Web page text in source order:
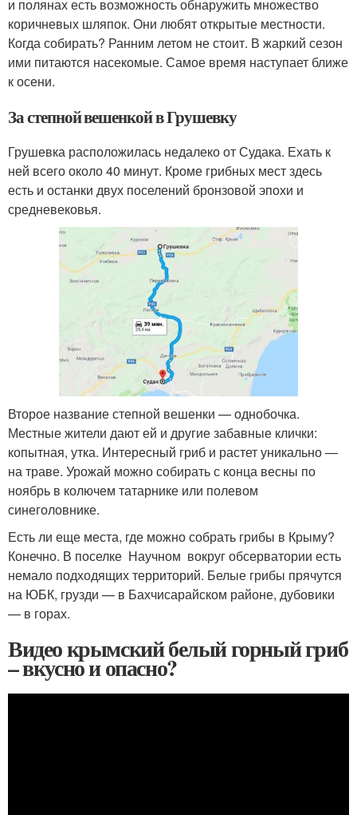
и полянах есть возможность обнаружить множество
коричневых шляпок. Они любят открытые местности.
Когда собирать? Ранним летом не стоит. В жаркий сезон
ими питаются насекомые. Самое время наступает ближе
к осени.
За степной вешенкой в Грушевку
Грушевка расположилась недалеко от Судака. Ехать к
ней всего около 40 минут. Кроме грибных мест здесь
есть и останки двух поселений бронзовой эпохи и
средневековья.
Второе название степной вешенки — однобочка.
Местные жители дают ей и другие забавные клички:
копытная, утка. Интересный гриб и растет уникально —
на траве. Урожай можно собирать с конца весны по
ноябрь в колючем татарнике или полевом
синеголовнике.
Есть ли еще места, где можно собрать грибы в Крыму?
Конечно. В поселке Научном вокруг обсерватории есть
немало подходящих территорий. Белые грибы прячутся
на ЮБК, грузди — в Бахчисарайском районе, дубовики
— в горах.
Видео крымский белый горный гриб
– вкусно и опасно?